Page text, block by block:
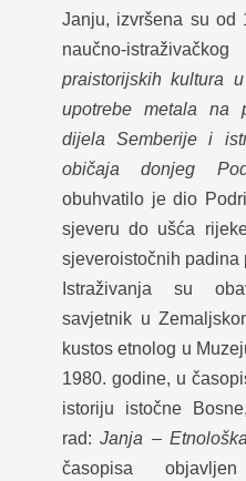
Janju, izvršena su od
naučno-
praistorijskih kultura
upotrebe metala na
dijela Semberije i
običaja donjeg
obuhvatilo je dio
sjeveru do ušća
sjeveroistočnih padina
Istraživanja su
savjetnik u
kustos etnolog u
1980. godine, u
istoriju istočne
rad:Janja –
časopisa